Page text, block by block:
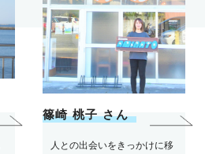
篠崎 桃子 さん
人との出会いをきっかけに移